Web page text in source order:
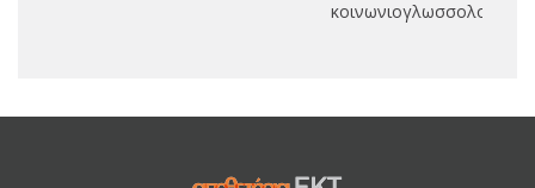
κοινωνιογλωσσολογία